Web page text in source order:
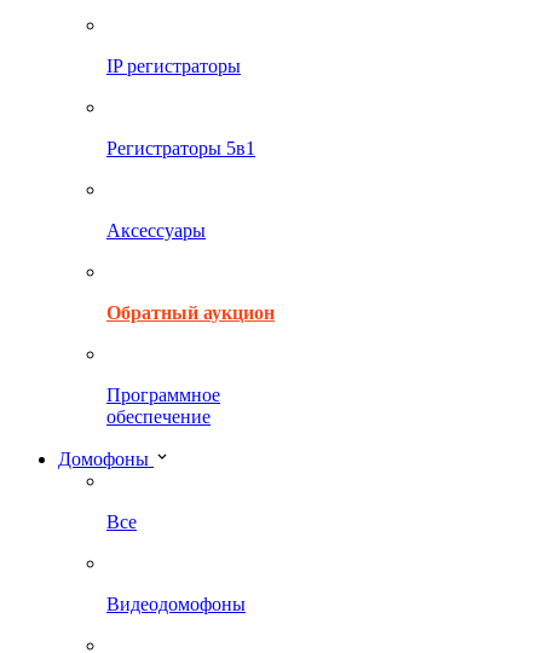
IP регистраторы
Регистраторы 5в1
Аксессуары
Обратный аукцион
Программное
обеспечение
Домофоны
Все
Видеодомофоны